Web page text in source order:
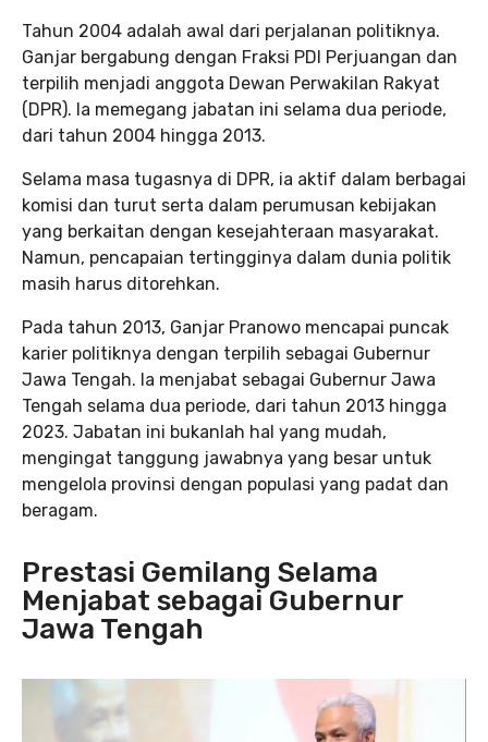
Tahun 2004 adalah awal dari perjalanan politiknya.
Ganjar bergabung dengan Fraksi PDI Perjuangan dan
terpilih menjadi anggota Dewan Perwakilan Rakyat
(DPR). Ia memegang jabatan ini selama dua periode,
dari tahun 2004 hingga 2013.
Selama masa tugasnya di DPR, ia aktif dalam berbagai
komisi dan turut serta dalam perumusan kebijakan
yang berkaitan dengan kesejahteraan masyarakat.
Namun, pencapaian tertingginya dalam dunia politik
masih harus ditorehkan.
Pada tahun 2013, Ganjar Pranowo mencapai puncak
karier politiknya dengan terpilih sebagai Gubernur
Jawa Tengah. Ia menjabat sebagai Gubernur Jawa
Tengah selama dua periode, dari tahun 2013 hingga
2023. Jabatan ini bukanlah hal yang mudah,
mengingat tanggung jawabnya yang besar untuk
mengelola provinsi dengan populasi yang padat dan
beragam.
Prestasi Gemilang Selama
Menjabat sebagai Gubernur
Jawa Tengah